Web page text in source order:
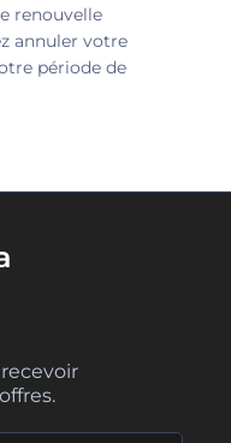
renouvelle
annuler votre
période de